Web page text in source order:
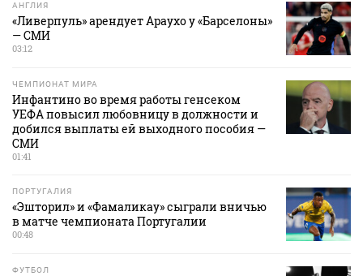
АНГЛИЯ
«Ливерпуль» арендует Араухо у «Барселоны»
— СМИ
03:12
ЧЕМПИОНАТ МИРА
Инфантино во время работы генсеком
УЕФА повысил любовницу в должности и
добился выплаты ей выходного пособия —
СМИ
01:41
ПОРТУГАЛИЯ
«Эшторил» и «Фамаликау» сыграли вничью
в матче чемпионата Португалии
00:48
ФУТБОЛ